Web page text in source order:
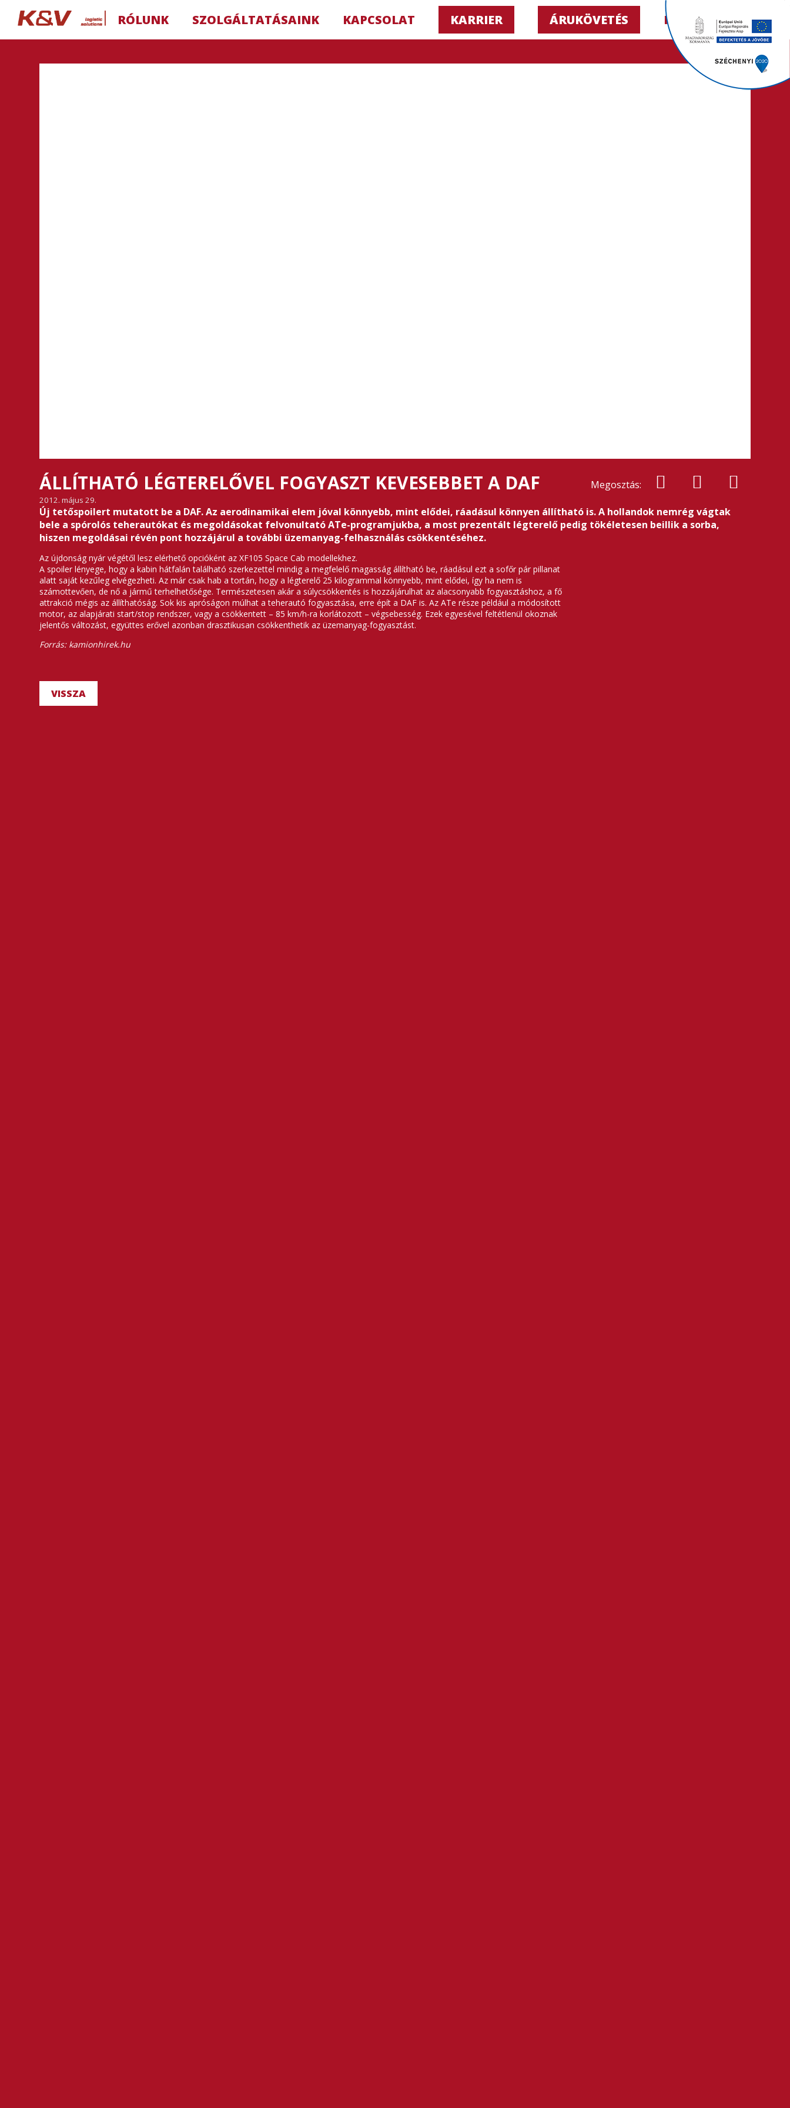
RÓLUNK SZOLGÁLTATÁSAINK KAPCSOLAT KARRIER ÁRUKÖVETÉS HU ▼
Megosztás:
ÁLLÍTHATÓ LÉGTERELŐVEL FOGYASZT KEVESEBBET A DAF
2012. május 29.
Új tetőspoilert mutatott be a DAF. Az aerodinamikai elem jóval könnyebb, mint elődei, ráadásul könnyen állítható is. A hollandok nemrég vágtak
bele a spórolós teherautókat és megoldásokat felvonultató ATe-programjukba, a most prezentált légterelő pedig tökéletesen beillik a sorba,
hiszen megoldásai révén pont hozzájárul a további üzemanyag-felhasználás csökkentéséhez.
Az újdonság nyár végétől lesz elérhető opcióként az XF105 Space Cab modellekhez.
A spoiler lényege, hogy a kabin hátfalán található szerkezettel mindig a megfelelő magasság állítható be, ráadásul ezt a sofőr pár pillanat
alatt saját kezűleg elvégezheti. Az már csak hab a tortán, hogy a légterelő 25 kilogrammal könnyebb, mint elődei, így ha nem is
számottevően, de nő a jármű terhelhetősége. Természetesen akár a súlycsökkentés is hozzájárulhat az alacsonyabb fogyasztáshoz, a fő
attrakció mégis az állíthatóság. Sok kis apróságon múlhat a teherautó fogyasztása, erre épít a DAF is. Az ATe része például a módosított
motor, az alapjárati start/stop rendszer, vagy a csökkentett – 85 km/h-ra korlátozott – végsebesség. Ezek egyesével feltétlenül okoznak
jelentős változást, együttes erővel azonban drasztikusan csökkenthetik az üzemanyag-fogyasztást.
Forrás: kamionhirek.hu
VISSZA